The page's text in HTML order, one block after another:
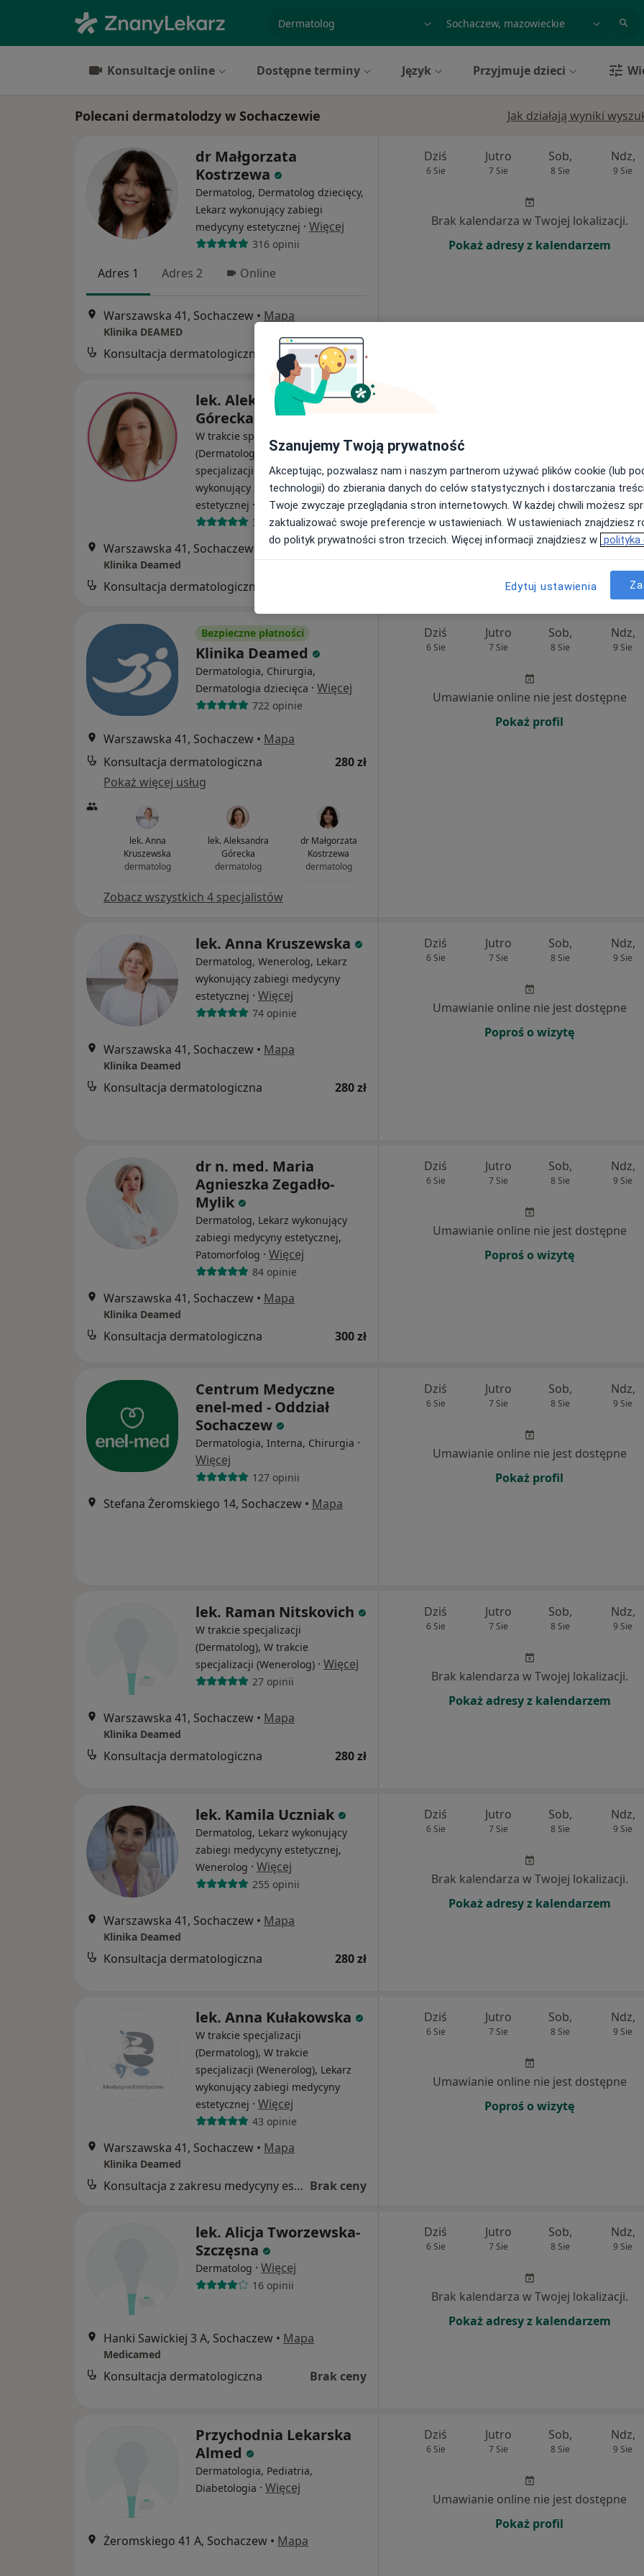
Konsultacje online Dostępne terminy Język Przyjmuje dzieci
Polecani dermatolodzy w Sochaczewie Jak działają wyniki
dr Małgorzata
Kostrzewa
Dermatolog, Dermatolog dziecięcy,
Lekarz wykonujący zabiegi
medycyny estetycznej · Więcej
316 opinii
Adres 1 Adres 2 Online
Warszawska 41, Sochaczew • Mapa
Klinika DEAMED
Konsultacja dermatologiczna Brak ceny
Dziś
6 Sie
Jutro
7 Sie
Sob,
8 Sie
Ndz,
9 Sie
Brak kalendarza w Twojej lokalizacji.
Pokaż adresy z kalendarzem
lek. Aleksandra
Górecka
W trakcie specjalizacji
(Dermatolog), W trakcie
specjalizacji (Wenerolog), Lekarz
wykonujący zabiegi medycyny
estetycznej · Więcej
39 opinii
Warszawska 41, Sochaczew Mapa
Klinika Deamed
Konsultacja dermatologiczna
Umawianie online nie jest dostępne
Poproś o wizytę
Bezpieczne płatności
Klinika Deamed
Dermatologia, Chirurgia,
Dermatologia dziecięca · Więcej
722 opinie
Warszawska 41, Sochaczew • Mapa
Konsultacja dermatologiczna
280 zł
Pokaż więcej usług
lek. Anna
Kruszewska
dermatolog
lek. Aleksandra
Górecka
dermatolog
dr Małgorzata
Kostrzewa
dermatolog
Zobacz wszystkich 4 specjalistów
Dziś
6 Sie
Jutro
7 Sie
Sob,
8 Sie
Ndz,
9 Sie
Umawianie online nie jest dostępne
Pokaż profil
lek. Anna Kruszewska
Dermatolog, Wenerolog, Lekarz
wykonujący zabiegi medycyny
estetycznej · Więcej
74 opinie
Warszawska 41, Sochaczew • Mapa
Klinika Deamed
Konsultacja dermatologiczna 280 zł
Dziś
6 Sie
Jutro
7 Sie
Sob,
8 Sie
Ndz,
9 Sie
Umawianie online nie jest dostępne
Poproś o wizytę
dr n. med. Maria
Agnieszka Zegadło-
Mylik
Dermatolog, Lekarz wykonujący
zabiegi medycyny estetycznej,
Patomorfolog · Więcej
84 opinie
Warszawska 41, Sochaczew • Mapa
Klinika Deamed
Konsultacja dermatologiczna 300 zł
Dziś
6 Sie
Jutro
7 Sie
Sob,
8 Sie
Ndz,
9 Sie
Umawianie online nie jest dostępne
Poproś o wizytę
Centrum Medyczne
enel-med - Oddział
Sochaczew
Dermatologia, Interna, Chirurgia ·
Więcej
127 opinii
Stefana Żeromskiego 14, Sochaczew • Mapa
Dziś
6 Sie
Jutro
7 Sie
Sob,
8 Sie
Ndz,
9 Sie
Umawianie online nie jest dostępne
Pokaż profil
lek. Raman Nitskovich
W trakcie specjalizacji
(Dermatolog), W trakcie
specjalizacji (Wenerolog) · Więcej
27 opinii
Warszawska 41, Sochaczew • Mapa
Klinika Deamed
Konsultacja dermatologiczna 280 zł
Dziś
6 Sie
Jutro
7 Sie
Sob,
8 Sie
Ndz,
9 Sie
Brak kalendarza w Twojej lokalizacji.
Pokaż adresy z kalendarzem
lek. Kamila Uczniak
Dermatolog, Lekarz wykonujący
zabiegi medycyny estetycznej,
Wenerolog · Więcej
255 opinii
Warszawska 41, Sochaczew • Mapa
Klinika Deamed
Konsultacja dermatologiczna 280 zł
Dziś
6 Sie
Jutro
7 Sie
Sob,
8 Sie
Ndz,
9 Sie
Brak kalendarza w Twojej lokalizacji.
Pokaż adresy z kalendarzem
lek. Anna Kułakowska
W trakcie specjalizacji
(Dermatolog), W trakcie
specjalizacji (Wenerolog), Lekarz
wykonujący zabiegi medycyny
estetycznej · Więcej
43 opinie
Warszawska 41, Sochaczew • Mapa
Klinika Deamed
Konsultacja z zakresu medycyny estetycznej Brak ceny
Dziś
6 Sie
Jutro
7 Sie
Sob,
8 Sie
Ndz,
9 Sie
Umawianie online nie jest dostępne
Poproś o wizytę
lek. Alicja Tworzewska-
Szczęsna
Dermatolog · Więcej
16 opinii
Hanki Sawickiej 3 A, Sochaczew • Mapa
Medicamed
Konsultacja dermatologiczna Brak ceny
Dziś
6 Sie
Jutro
7 Sie
Sob,
8 Sie
Ndz,
9 Sie
Brak kalendarza w Twojej lokalizacji.
Pokaż adresy z kalendarzem
Przychodnia Lekarska
Almed
Dermatologia, Pediatria,
Diabetologia · Więcej
Żeromskiego 41 A, Sochaczew • Mapa
Dziś
6 Sie
Jutro
7 Sie
Sob,
8 Sie
Ndz,
9 Sie
Umawianie online nie jest dostępne
Pokaż profil
Szanujemy Twoją prywatność
Akceptując, pozwalasz nam i naszym partnerom używać plików cookie (lub
technologii) do zbierania danych do celów statystycznych i dostarczania
Twoje zwyczaje przeglądania stron internetowych. W każdej chwili możesz
zaktualizować swoje preferencje w ustawieniach. W ustawieniach znajdziesz
do polityk prywatności stron trzecich. Więcej informacji znajdziesz w polityka
Edytuj ustawienia